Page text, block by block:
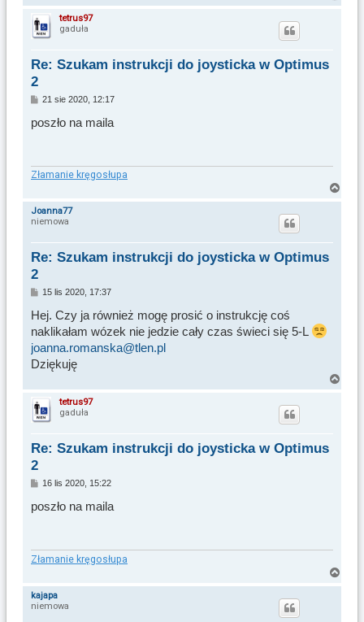
N
tetrus97
gaduła
Re: Szukam instrukcji do joysticka w Optimus
2
P
s
t
21 sie 2020, 12:17
poszło na maila
Złamanie kręgosłupa
N
r
Joanna77
niemowa
Re: Szukam instrukcji do joysticka w Optimus
2
P
s
15 lis 2020, 17:37
Hej. Czy ja również mogę prosić o instrukcję coś
naklikałam wózek nie jedzie cały czas świeci się 5-L
joanna.romanska@tlen.pl
Dziękuję
N
tetrus97
gaduła
Re: Szukam instrukcji do joysticka w Optimus
2
P
s
t
16 lis 2020, 15:22
poszło na maila
Złamanie kręgosłupa
kajapa
niemowa